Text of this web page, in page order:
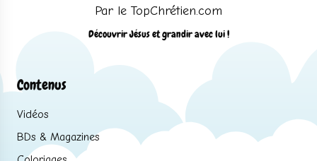
Par le TopChrétien.com
Découvrir Jésus et grandir avec lui !
Contenus
Vidéos
BDs & Magazines